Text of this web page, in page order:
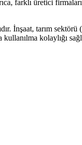
farklı üretici
İnşaat, tarım
kolaylığı